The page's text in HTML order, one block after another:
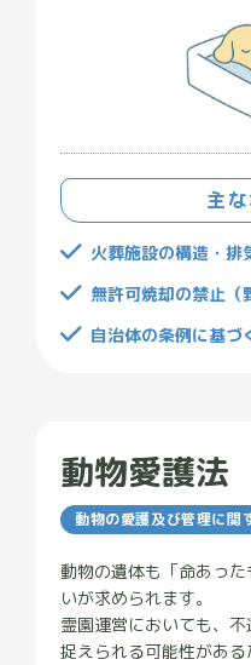
主
火葬施設の構造・排
無許可焼却の禁止（
自治体の条例に基づ
動物愛護法
動物の愛護及び管理に関
動物の遺体も「命あっ
いが求められます。
霊園運営においても、
捉えられる可能性がある